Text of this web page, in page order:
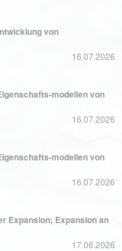
von
16.07.2026
modellen von
16.07.2026
modellen von
16.07.2026
Expansion; Expansion an
17.06.2026